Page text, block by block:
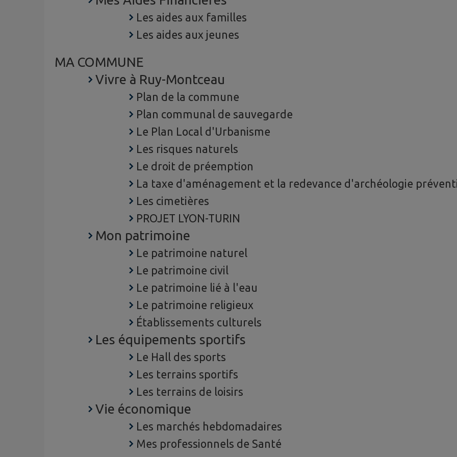
Les aides aux familles
Les aides aux jeunes
MA COMMUNE
Vivre à Ruy-Montceau
Plan de la commune
Plan communal de sauvegarde
Le Plan Local d'Urbanisme
Les risques naturels
Le droit de préemption
La taxe d'aménagement et la redevance d'archéologie
Les cimetières
PROJET LYON-TURIN
Mon patrimoine
Le patrimoine naturel
Le patrimoine civil
Le patrimoine lié à l'eau
Le patrimoine religieux
Établissements culturels
Les équipements sportifs
Le Hall des sports
Les terrains sportifs
Les terrains de loisirs
Vie économique
Les marchés hebdomadaires
Mes professionnels de Santé